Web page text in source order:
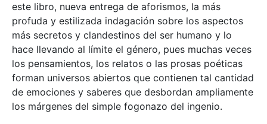
este libro, nueva entrega de aforismos, la más
profuda y estilizada indagación sobre los aspectos
más secretos y clandestinos del ser humano y lo
hace llevando al límite el género, pues muchas veces
los pensamientos, los relatos o las prosas poéticas
forman universos abiertos que contienen tal cantidad
de emociones y saberes que desbordan ampliamente
los márgenes del simple fogonazo del ingenio.